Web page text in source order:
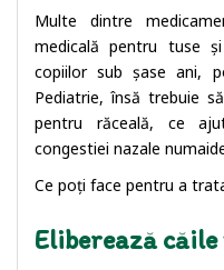
Multe dintre
medicală pentru tuse
copiilor sub șase ani,
Pediatrie, însă trebuie
pentru răceală, ce
congestiei nazale
Ce poți face pentru a
Eliberează